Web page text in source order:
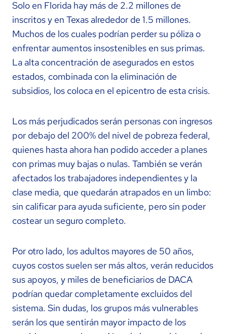
Solo en Florida hay más de 2.2 millones de
inscritos y en Texas alrededor de 1.5 millones.
Muchos de los cuales podrían perder su póliza o
enfrentar aumentos insostenibles en sus primas.
La alta concentración de asegurados en estos
estados, combinada con la eliminación de
subsidios, los coloca en el epicentro de esta crisis.
Los más perjudicados serán personas con ingresos
por debajo del 200% del nivel de pobreza federal,
quienes hasta ahora han podido acceder a planes
con primas muy bajas o nulas. También se verán
afectados los trabajadores independientes y la
clase media, que quedarán atrapados en un limbo:
sin calificar para ayuda suficiente, pero sin poder
costear un seguro completo.
Por otro lado, los adultos mayores de 50 años,
cuyos costos suelen ser más altos, verán reducidos
sus apoyos, y miles de beneficiarios de DACA
podrían quedar completamente excluidos del
sistema. Sin dudas, los grupos más vulnerables
serán los que sentirán mayor impacto de los